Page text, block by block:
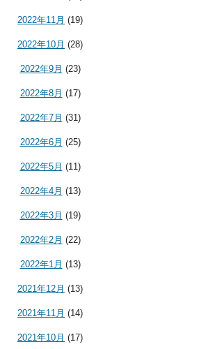
2022年11月 (19)
2022年10月 (28)
2022年9月 (23)
2022年8月 (17)
2022年7月 (31)
2022年6月 (25)
2022年5月 (11)
2022年4月 (13)
2022年3月 (19)
2022年2月 (22)
2022年1月 (13)
2021年12月 (13)
2021年11月 (14)
2021年10月 (17)